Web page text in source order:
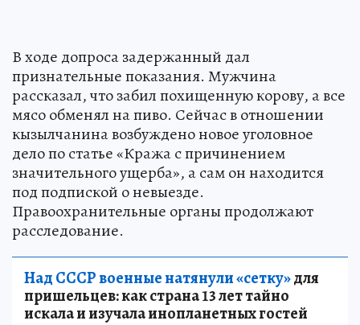
В ходе допроса задержанный дал
признательные показания. Мужчина
рассказал, что забил похищенную корову, а все
мясо обменял на пиво. Сейчас в отношении
кызылчанина возбуждено новое уголовное
дело по статье «Кража с причинением
значительного ущерба», а сам он находится
под подпиской о невыезде.
Правоохранительные органы продолжают
расследование.
Над СССР военные натянули «сетку»для
пришельцев: как страна 13 лет тайно
искала и изучала инопланетных гостей